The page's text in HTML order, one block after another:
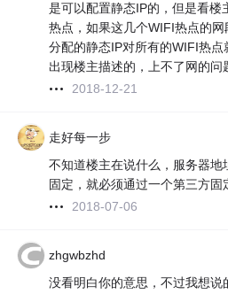
是可以配置静态IP的，但是看楼
热点，如果这几个WIFI热点的
分配的静态IP对所有的WIFI热
出现楼主描述的，上不了网的问
2018-12-21
走好每一步
不知道楼主在说什么，服务器地
固定，就必须通过一个第三方固
2018-07-06
zhgwbzhd
没看明白你的意思，不过我想说